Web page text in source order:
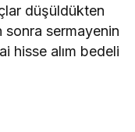
düşüldükten
sonra sermayenin
hisse alım bedeli